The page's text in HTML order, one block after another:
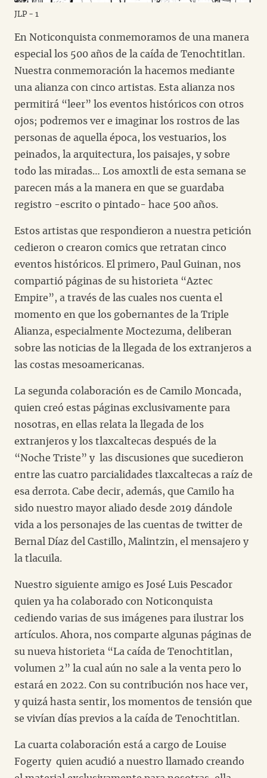
JLP - 1
En Noticonquista conmemoramos de una manera
especial los 500 años de la caída de Tenochtitlan.
Nuestra conmemoración la hacemos mediante
una alianza con cinco artistas. Esta alianza nos
permitirá “leer” los eventos históricos con otros
ojos; podremos ver e imaginar los rostros de las
personas de aquella época, los vestuarios, los
peinados, la arquitectura, los paisajes, y sobre
todo las miradas… Los amoxtli de esta semana se
parecen más a la manera en que se guardaba
registro -escrito o pintado- hace 500 años.
Estos artistas que respondieron a nuestra petición
cedieron o crearon comics que retratan cinco
eventos históricos. El primero, Paul Guinan, nos
compartió páginas de su historieta “Aztec
Empire”, a través de las cuales nos cuenta el
momento en que los gobernantes de la Triple
Alianza, especialmente Moctezuma, deliberan
sobre las noticias de la llegada de los extranjeros a
las costas mesoamericanas.
La segunda colaboración es de Camilo Moncada,
quien creó estas páginas exclusivamente para
nosotras, en ellas relata la llegada de los
extranjeros y los tlaxcaltecas después de la
“Noche Triste” y las discusiones que sucedieron
entre las cuatro parcialidades tlaxcaltecas a raíz de
esa derrota. Cabe decir, además, que Camilo ha
sido nuestro mayor aliado desde 2019 dándole
vida a los personajes de las cuentas de twitter de
Bernal Díaz del Castillo, Malintzin, el mensajero y
la tlacuila.
Nuestro siguiente amigo es José Luis Pescador
quien ya ha colaborado con Noticonquista
cediendo varias de sus imágenes para ilustrar los
artículos. Ahora, nos comparte algunas páginas de
su nueva historieta “La caída de Tenochtitlan,
volumen 2” la cual aún no sale a la venta pero lo
estará en 2022. Con su contribución nos hace ver,
y quizá hasta sentir, los momentos de tensión que
se vivían días previos a la caída de Tenochtitlan.
La cuarta colaboración está a cargo de Louise
Fogerty quien acudió a nuestro llamado creando